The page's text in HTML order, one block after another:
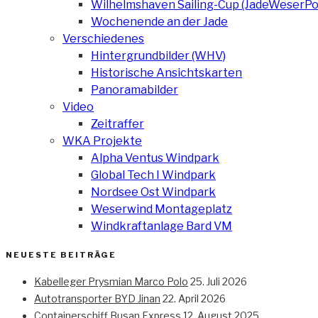
Wilhelmshaven Sailing-Cup
Wochenende an der Jade
Verschiedenes
Hintergrundbilder (WHV)
Historische Ansichtskarten
Panoramabilder
Video
Zeitraffer
WKA Projekte
Alpha Ventus Windpark
Global Tech I Windpark
Nordsee Ost Windpark
Weserwind Montageplatz
Windkraftanlage Bard VM
NEUESTE BEITRÄGE
Kabelleger Prysmian Marco Polo 25. Juli 2026
Autotransporter BYD Jinan 22. April 2026
Containerschiff Busan Express 12. August 2025